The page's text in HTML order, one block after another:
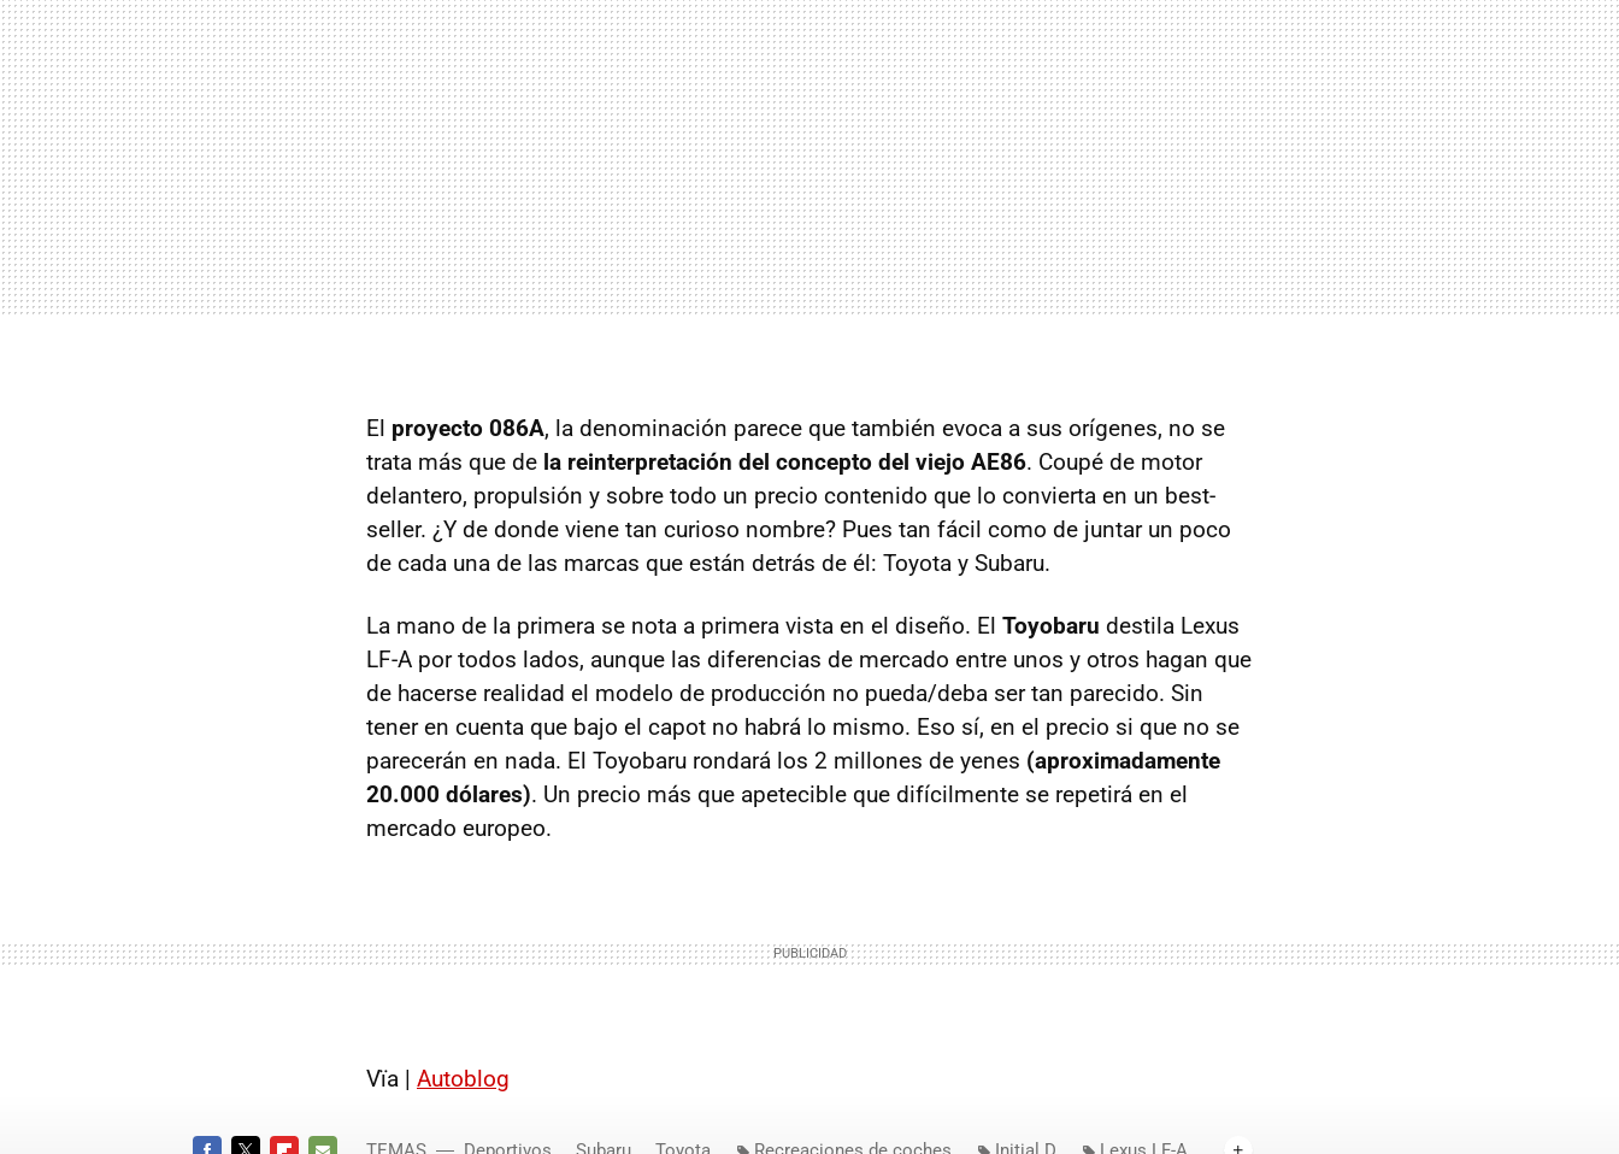
El proyecto 086A, la denominación parece que también evoca a sus orígenes, no se
trata más que de la reinterpretación del concepto del viejo AE86. Coupé de motor
delantero, propulsión y sobre todo un precio contenido que lo convierta en un best-
seller. ¿Y de donde viene tan curioso nombre? Pues tan fácil como de juntar un poco
de cada una de las marcas que están detrás de él: Toyota y Subaru.
La mano de la primera se nota a primera vista en el diseño. El Toyobaru destila Lexus
LF-A por todos lados, aunque las diferencias de mercado entre unos y otros hagan que
de hacerse realidad el modelo de producción no pueda/deba ser tan parecido. Sin
tener en cuenta que bajo el capot no habrá lo mismo. Eso sí, en el precio si que no se
parecerán en nada. El Toyobaru rondará los 2 millones de yenes (aproximadamente
20.000 dólares). Un precio más que apetecible que difícilmente se repetirá en el
mercado europeo.
Vïa | Autoblog